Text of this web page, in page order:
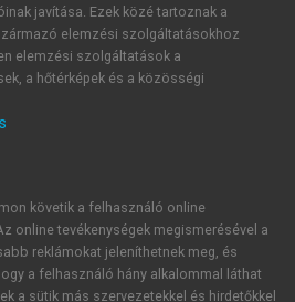
javítása. Ezek közé tartoznak a
elemzési szolgáltatásokhoz
elemzési szolgáltatások a
a hőtérképek és a közösségi
követik a felhasználó online
online tevékenységek megismerésével a
reklámokat jeleníthetnek meg, és
a felhasználó hány alkalommal láthat
a sütik más szervezetekkel és hirdetőkkel